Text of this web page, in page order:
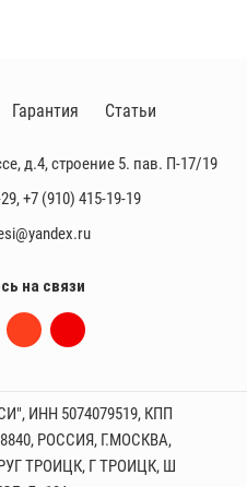
д.4, строение 5. пав. П-17/19
,+7 (910) 415-19-19
Гарантия Статьи
на связи
ИНН 5074079519, КПП
РОССИЯ, Г.МОСКВА,
ТРОИЦК, Г ТРОИЦК, Ш